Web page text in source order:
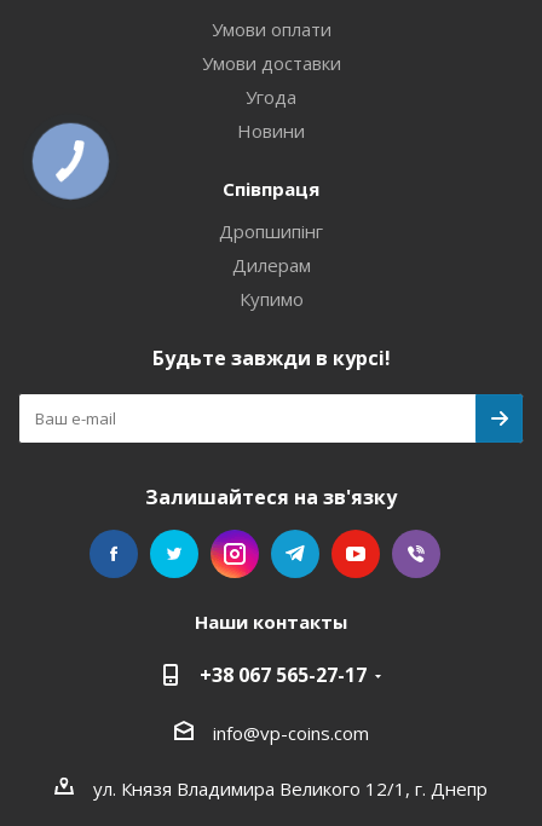
Умови оплати
Умови доставки
Угода
Новини
Співпраця
Дропшипінг
Дилерам
Купимо
Будьте завжди в курсі!
Залишайтеся на зв'язку
Наши контакты
+38 067 565-27-17
info@vp-coins.com
ул. Князя Владимира Великого 12/1, г. Днепр